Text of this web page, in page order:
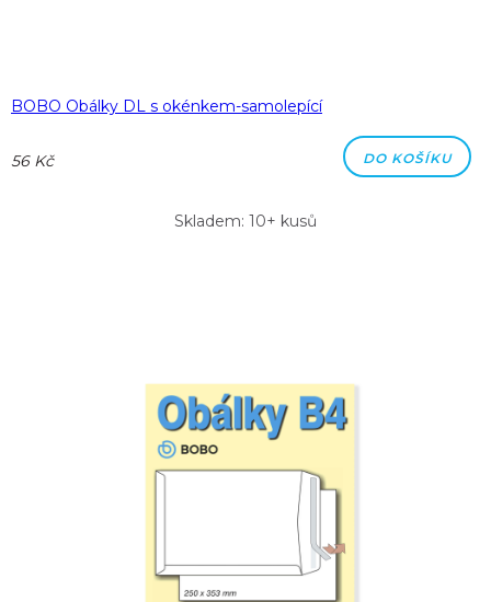
BOBO Obálky DL s okénkem-samolepící
56 Kč DO KOŠÍKU
Skladem: 10+ kusů